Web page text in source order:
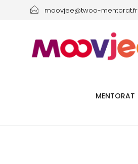
moovjee@twoo-mentorat.fr
MENTORAT